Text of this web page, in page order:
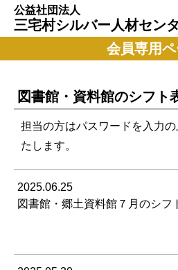
公益社団法人
三宅村シルバー人材セン
会員専用
図書館・資料館のシフト
担当の方はパスワードを入力
たします。
2025.06.25
図書館・郷土資料館７月のシフ